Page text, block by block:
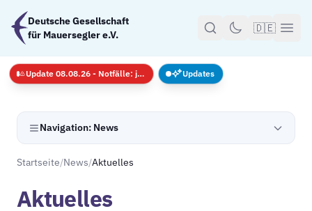
Zum Hauptinhalt springen
Deutsche Gesellschaft
für Mauersegler e.V.
🇩🇪
Navigation: News
Startseite/News/Aktuelles
Aktuelles
Update 08.08.26 - Notfälle: jederzeit · GS nur mit Anmeldug
Updates